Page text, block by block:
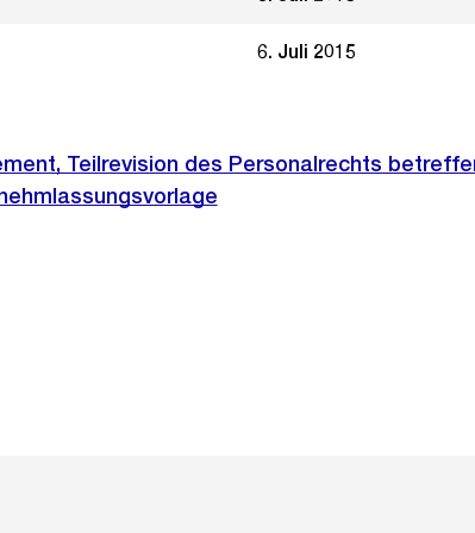
6. Juli 2015
Teilrevision des Personalrechts